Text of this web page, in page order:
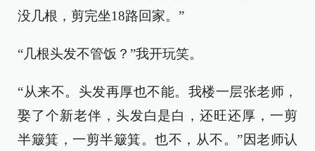
没几根，剪完坐18路回家。”
“几根头发不管饭？”我开玩笑。
“从来不。头发再厚也不能。我楼一层张老师，
娶了个新老伴，头发白是白，还旺还厚，一剪
半簸箕，一剪半簸箕。也不，从不。”因老师认